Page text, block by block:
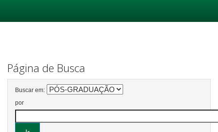
Página de Busca
Buscar em:
por